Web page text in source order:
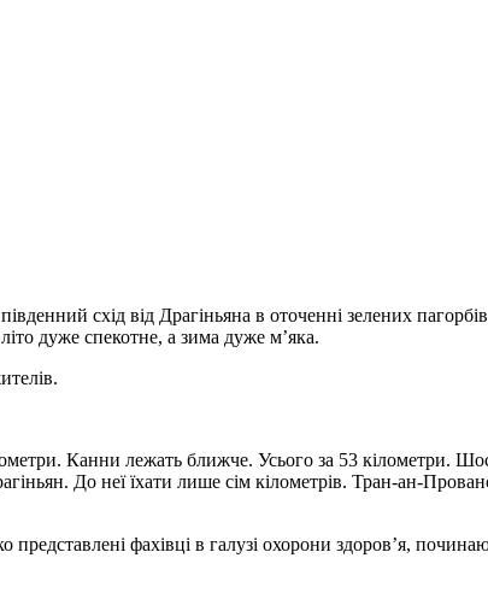
схід від Драгіньяна в оточенні зелених
дуже спекотне, а зима дуже м’яка.
Канни лежать ближче. Усього за 53 кілометри.
До неї їхати лише сім кілометрів. Тран-ан-
фахівці в галузі охорони здоров’я,